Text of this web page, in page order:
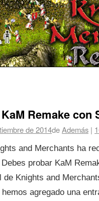
Remake con
de 2014deAdemás |
and Merchants ha
probar KaM
de Knights and
agregado una